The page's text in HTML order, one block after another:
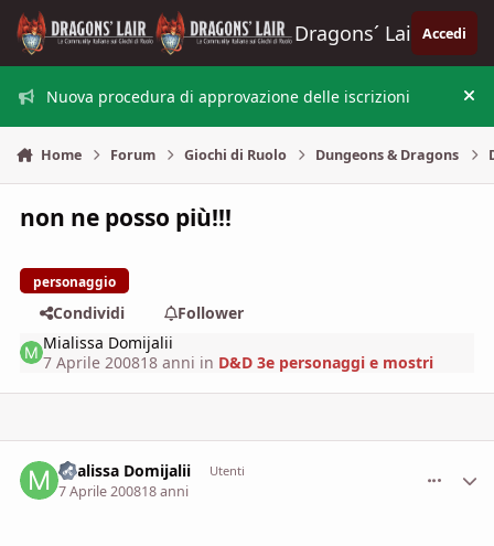
Vai al contenuto
Dragons´ Lair Accedi
Nuova procedura di approvazione delle iscrizioni
Home Forum Giochi di Ruolo Dungeons & Dragons
non ne posso più!!!
personaggio
Condividi
Follower
Mialissa Domijalii
7 Aprile 200818 anni in D&D 3e personaggi e mostri
Mialissa Domijalii Utenti
7 Aprile 200818 anni